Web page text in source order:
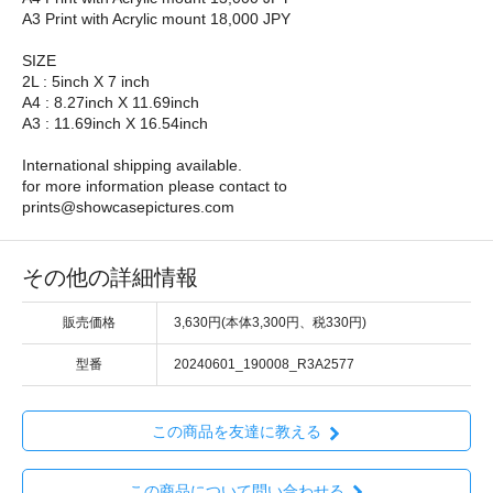
A3 Print with Acrylic mount 18,000 JPY
SIZE
2L : 5inch X 7 inch
A4 : 8.27inch X 11.69inch
A3 : 11.69inch X 16.54inch
International shipping available.
for more information please contact to
prints@showcasepictures.com
その他の詳細情報
販売価格 3,630円(本体3,300円、税330円)
型番 20240601_190008_R3A2577
この商品を友達に教える